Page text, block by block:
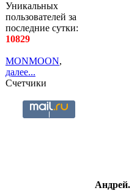
Уникальных
пользователей за
последние сутки:
10829
MONMOON,
далее...
Счетчики
Андрей.